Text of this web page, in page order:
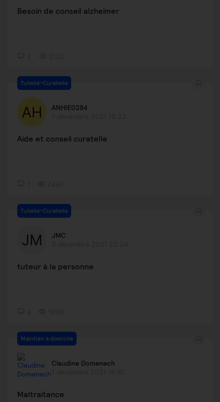
Besoin de conseil alzheimer
Tutelle-Curatelle
ANHIE0284
Aide et conseil curatelle
Tutelle-Curatelle
JMC
tuteur à la personne
Maintien à domicile
Claudine Domenech
Maltraitance